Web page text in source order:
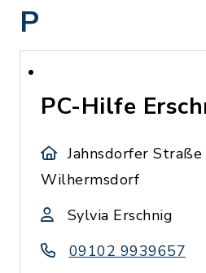
P
PC-Hilfe
Jahnsdorfer
Wilhermsdorf
Sylvia Erschnig
09102 9939657